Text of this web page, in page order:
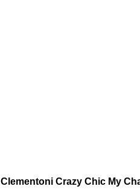
Clementoni Crazy Chic My